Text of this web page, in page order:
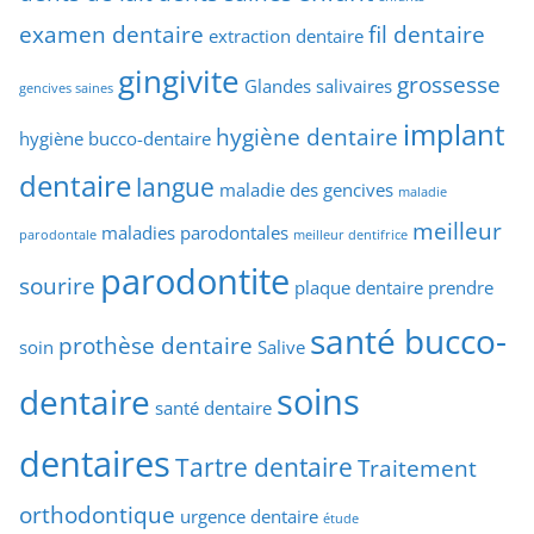
examen dentaire extraction dentaire fil dentaire
gencives saines gingivite Glandes salivaires grossesse
hygiène bucco-dentaire hygiène dentaire implant
dentairelangue maladie des gencives maladie
parodontale maladies parodontales meilleur dentifrice meilleur
sourire parodontite plaque dentaire prendre
soin prothèse dentaire Salive santé bucco-
dentaire santé dentaire soins
dentairesTartre dentaire Traitement
orthodontique urgence dentaire étude